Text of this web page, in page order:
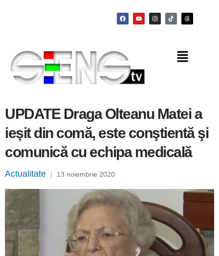
UPDATE Draga Olteanu Matei a
ieșit din comă, este conştientă şi
comunică cu echipa medicală
Actualitate | 13 noiembrie 2020